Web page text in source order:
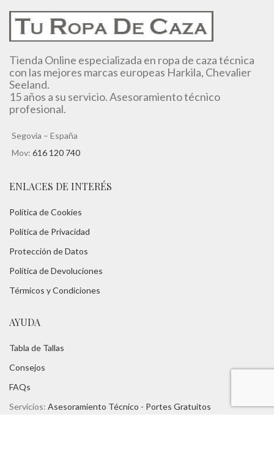
Tienda Online especializada en ropa de caza técnica
con las mejores marcas europeas Harkila, Chevalier
Seeland.
15 años a su servicio. Asesoramiento técnico
profesional.
Segovia – España
Mov: 616 120 740
ENLACES DE INTERÉS
Política de Cookies
Política de Privacidad
Protección de Datos
Política de Devoluciones
Térmicos y Condiciones
AYUDA
Tabla de Tallas
Consejos
FAQs
Servicios: Asesoramiento Técnico - Portes Gratuitos